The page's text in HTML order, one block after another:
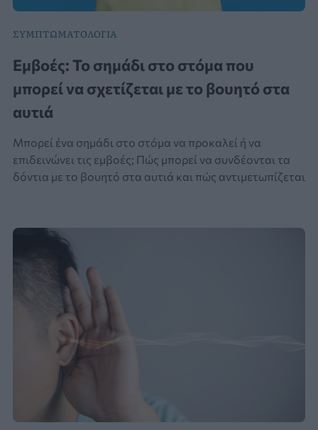
ΣΥΜΠΤΩΜΑΤΟΛΟΓΙΑ
Εμβοές: Το σημάδι στο στόμα που
μπορεί να σχετίζεται με το βουητό στα
αυτιά
Μπορεί ένα σημάδι στο στόμα να προκαλεί ή να
επιδεινώνει τις εμβοές; Πώς μπορεί να συνδέονται τα
δόντια με το βουητό στα αυτιά και πώς αντιμετωπίζεται